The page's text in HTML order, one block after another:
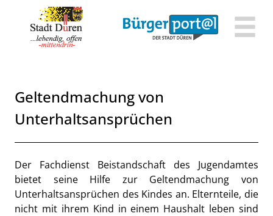
Zum Hauptinhalt springen
Zum Header
Zum Hauptinhalt
Zum Footer
Geltendmachung von
Unterhaltsansprüchen
Beschreibung
Der Fachdienst Beistandschaft des Jugendamtes
bietet seine Hilfe zur Geltendmachung von
Unterhaltsansprüchen des Kindes an. Elternteile, die
nicht mit ihrem Kind in einem Haushalt leben sind